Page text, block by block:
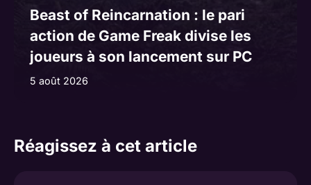
Beast of Reincarnation : le pari
action de Game Freak divise les
joueurs à son lancement sur PC
5 août 2026
Réagissez à cet article